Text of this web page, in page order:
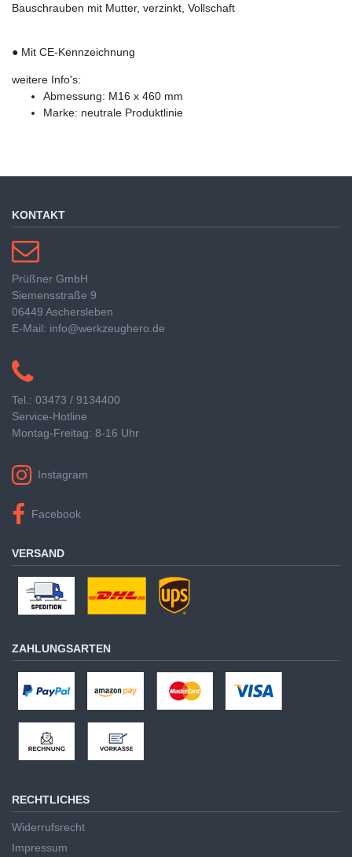
Bauschrauben mit Mutter, verzinkt, Vollschaft
● Mit CE-Kennzeichnung
weitere Info's:
Abmessung: M16 x 460 mm
Marke: neutrale Produktlinie
KONTAKT
Prüßner GmbH
Siemensstraße 9
06449 Aschersleben
E-Mail: info@werkzeughero.de
Tel.: 03473 / 9134400
Service-Hotline
Montag-Freitag: 8-16 Uhr
Instagram
Facebook
VERSAND
ZAHLUNGSARTEN
RECHTLICHES
Widerrufsrecht
Impressum